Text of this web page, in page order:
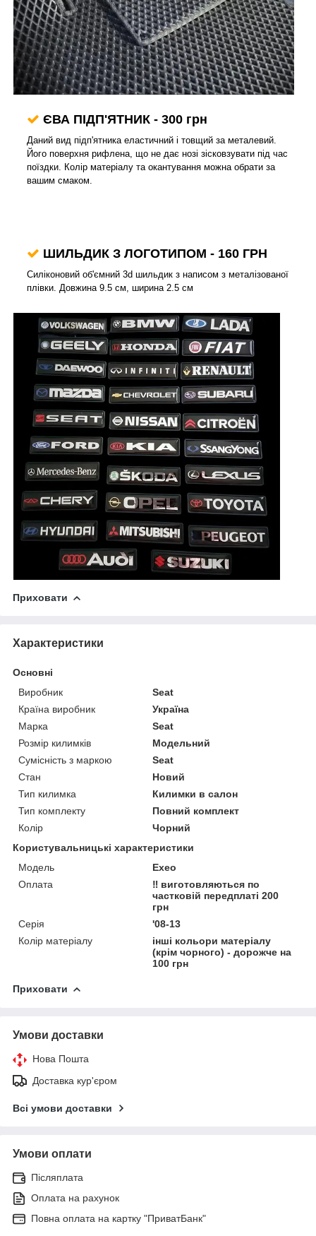
ЄВА ПІДП'ЯТНИК - 300 грн
Даний вид підп'ятника еластичний і товщий за металевий.
Його поверхня рифлена, що не дає нозі зісковзувати під час
поїздки. Колір матеріалу та окантування можна обрати за
вашим смаком.
ШИЛЬДИК З ЛОГОТИПОМ - 160 ГРН
Силіконовий об'ємний 3d шильдик з написом з металізованої
плівки. Довжина 9.5 см, ширина 2.5 см
Приховати
Характеристики
Основні
Виробник
Seat
Країна виробник
Україна
Марка
Seat
Розмір килимків
Модельний
Сумісність з маркою
Seat
Стан
Новий
Тип килимка
Килимки в салон
Тип комплекту
Повний комплект
Колір
Чорний
Користувальницькі характеристики
Мoдель
Exeo
Оплата
‼️ виготовляються по
частковій передплаті 200
грн
Серія
'08-13
Колір матеріалу
інші кольори матеріалу
(крім чорного) - дорожче на
100 грн
Приховати
Умови доставки
Нова Пошта
Доставка кур'єром
Всі умови доставки
Умови оплати
Післяплата
Оплата на рахунок
Повна оплата на картку "ПриватБанк"